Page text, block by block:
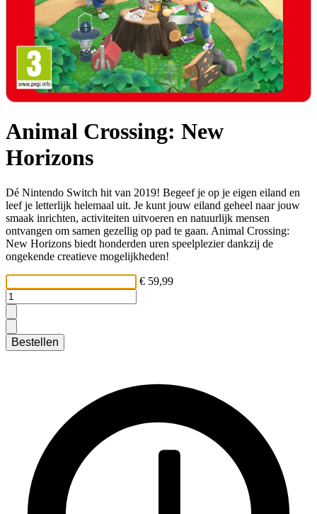
Animal Crossing: New
Horizons
Dé Nintendo Switch hit van 2019! Begeef je op je eigen eiland en
leef je letterlijk helemaal uit. Je kunt jouw eiland geheel naar jouw
smaak inrichten, activiteiten uitvoeren en natuurlijk mensen
ontvangen om samen gezellig op pad te gaan. Animal Crossing:
New Horizons biedt honderden uren speelplezier dankzij de
ongekende creatieve mogelijkheden!
€ 59,99
Bestellen